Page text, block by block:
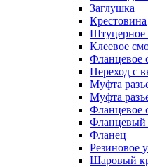
Заглушка
Крестовина
Штуцерное
Клеевое
Фланцевое
Переход с
Муфта
Муфта
Фланцевое
Фланцевый
Фланец
Резиновое
Шаровый